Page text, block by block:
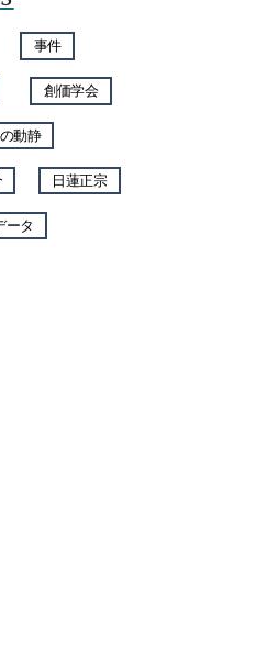
事件
創価学会
動静
日蓮正宗
ータ